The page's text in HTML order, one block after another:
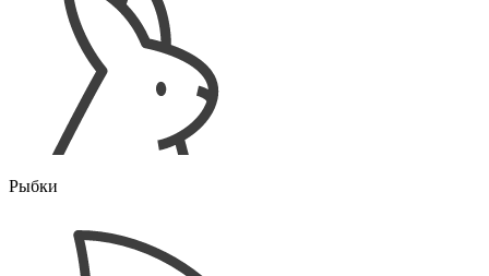
Рыбки